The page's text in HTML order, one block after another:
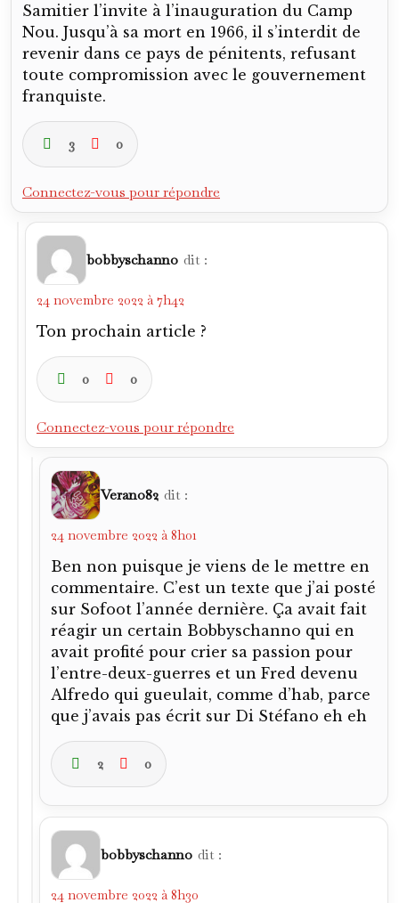
Samitier l’invite à l’inauguration du Camp
Nou. Jusqu’à sa mort en 1966, il s’interdit de
revenir dans ce pays de pénitents, refusant
toute compromission avec le gouvernement
franquiste.
3 0
Connectez-vous pour répondre
bobbyschanno dit :
24 novembre 2022 à 7h42
Ton prochain article ?
0 0
Connectez-vous pour répondre
Verano82 dit :
24 novembre 2022 à 8h01
Ben non puisque je viens de le mettre en
commentaire. C’est un texte que j’ai posté
sur Sofoot l’année dernière. Ça avait fait
réagir un certain Bobbyschanno qui en
avait profité pour crier sa passion pour
l’entre-deux-guerres et un Fred devenu
Alfredo qui gueulait, comme d’hab, parce
que j’avais pas écrit sur Di Stéfano eh eh
2 0
bobbyschanno dit :
24 novembre 2022 à 8h30